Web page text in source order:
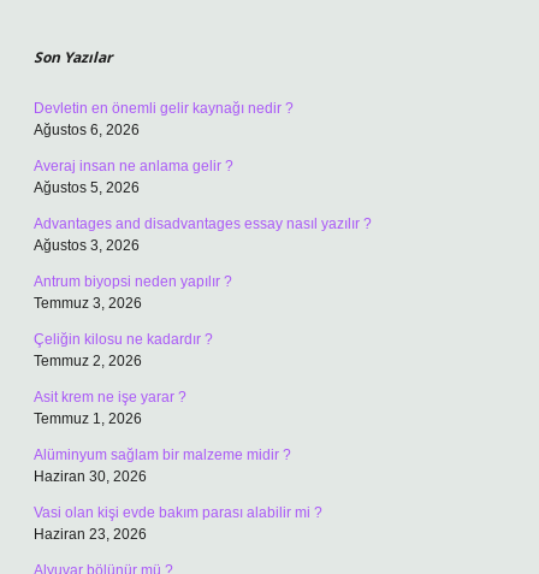
Son Yazılar
Devletin en önemli gelir kaynağı nedir ?
Ağustos 6, 2026
Averaj insan ne anlama gelir ?
Ağustos 5, 2026
Advantages and disadvantages essay nasıl yazılır ?
Ağustos 3, 2026
Antrum biyopsi neden yapılır ?
Temmuz 3, 2026
Çeliğin kilosu ne kadardır ?
Temmuz 2, 2026
Asit krem ne işe yarar ?
Temmuz 1, 2026
Alüminyum sağlam bir malzeme midir ?
Haziran 30, 2026
Vasi olan kişi evde bakım parası alabilir mi ?
Haziran 23, 2026
Alyuvar bölünür mü ?